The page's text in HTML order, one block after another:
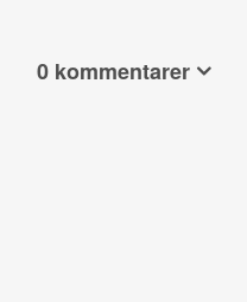
0 kommentarer